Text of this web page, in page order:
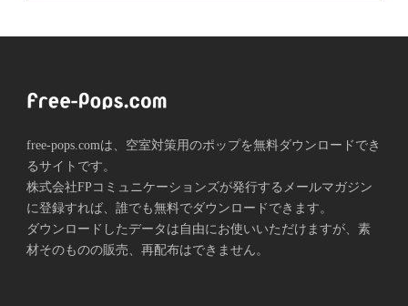
free-pops.comは、空室対策用のポップを無料ダウンロードでき
るサイトです。
株式会社FPコミュニケーションズが発⾏するメールマガジン
に登録すれば、誰でも無料でダウンロードできます。
ダウンロードしたデータは自由にお使いいただけますが、素
材そのものの販売、再配布はできません。